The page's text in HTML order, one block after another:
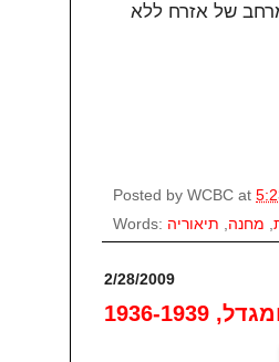
מרחב של אזרח ללא
Posted by WCBC at
Words:
, מחנה, תיאוריה
2/28/2009
1939